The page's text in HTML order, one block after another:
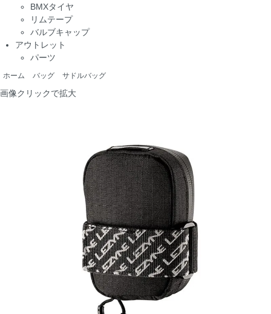
BMXタイヤ
リムテープ
バルブキャップ
アウトレット
パーツ
ホーム バッグ サドルバッグ
画像クリックで拡大